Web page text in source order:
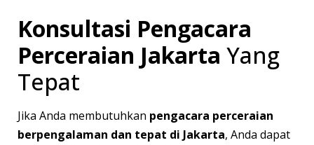
Konsultasi Pengacara
Perceraian Jakarta Yang
Tepat
Jika Anda membutuhkan pengacara perceraian
berpengalaman dan tepat di Jakarta, Anda dapat